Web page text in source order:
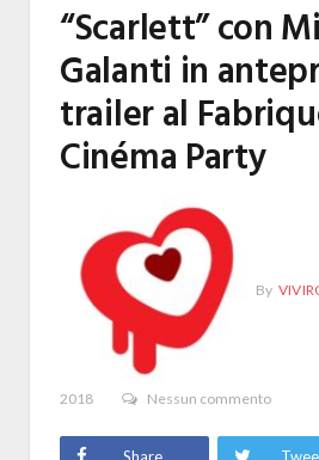
“Scarlett” con
Galanti in
trailer al
Cinéma Party
By
2018 Nessun commento